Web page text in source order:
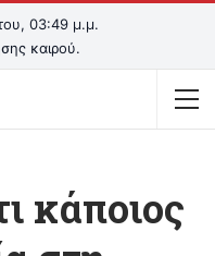
03:49 μ.μ.
καιρού.
κάποιος